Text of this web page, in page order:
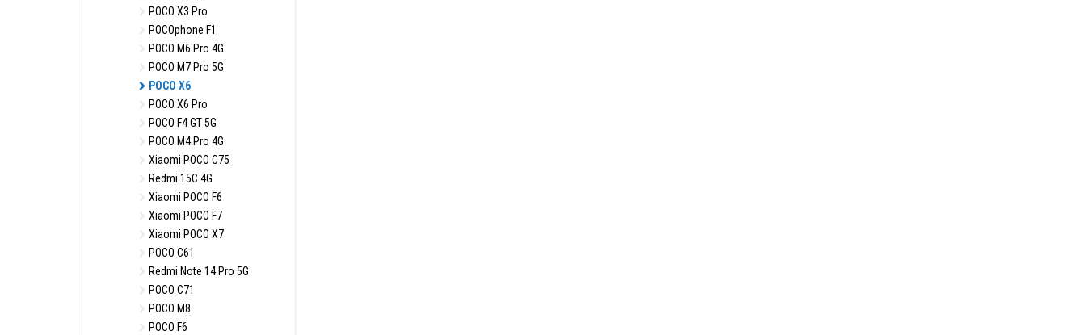
POCO X3 Pro
POCOphone F1
POCO M6 Pro 4G
POCO M7 Pro 5G
POCO X6
POCO X6 Pro
POCO F4 GT 5G
POCO M4 Pro 4G
Xiaomi POCO C75
Redmi 15C 4G
Xiaomi POCO F6
Xiaomi POCO F7
Xiaomi POCO X7
POCO C61
Redmi Note 14 Pro 5G
POCO C71
POCO M8
POCO F6